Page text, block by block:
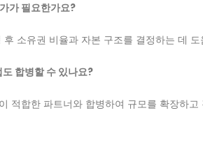
가 필요한가요?
후 소유권 비율과 자본 구조를 결정하는 데 도
합병할 수 있나요?
적합한 파트너와 합병하여 규모를 확장하